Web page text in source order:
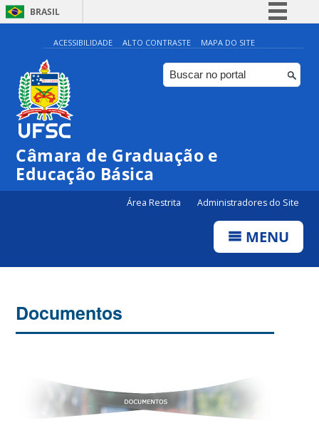
BRASIL
Simplifique!
Comunica BR
Participe
Canais
ACESSIBILIDADE ALTO CONTRASTE MAPA DO SITE
Câmara de Graduação e
Educação Básica
Área Restrita Administradores do Site
MENU
Documentos